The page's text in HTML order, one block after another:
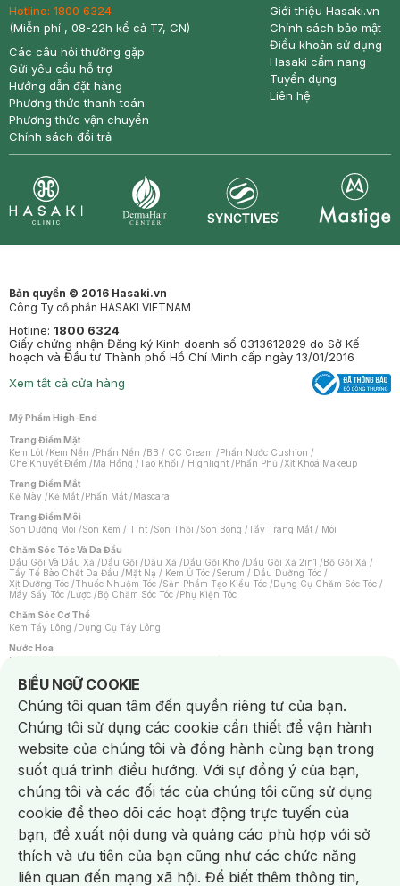
Hotline: 1800 6324
(Miễn phí , 08-22h kể cả T7, CN)
Các câu hỏi thường gặp
Gửi yêu cầu hỗ trợ
Hướng dẫn đặt hàng
Phương thức thanh toán
Phương thức vận chuyển
Chính sách đổi trả
Giới thiệu Hasaki.vn
Chính sách bảo mật
Điều khoản sử dụng
Hasaki cẩm nang
Tuyển dụng
Liên hệ
Bản quyền © 2016 Hasaki.vn
Công Ty cổ phần HASAKI VIETNAM
Hotline: 1800 6324
Giấy chứng nhận Đăng ký Kinh doanh số 0313612829 do Sở Kế
hoạch và Đầu tư Thành phố Hồ Chí Minh cấp ngày 13/01/2016
Xem tất cả cửa hàng
Mỹ Phẩm High-End
Trang Điểm Mặt
Kem Lót /Kem Nền /Phấn Nền /BB / CC Cream /Phấn Nước Cushion /
Che Khuyết Điểm /Má Hồng /Tạo Khối / Highlight /Phấn Phủ /Xịt Khoá Makeup
Trang Điểm Mắt
Kẻ Mày /Kẻ Mắt /Phấn Mắt /Mascara
Trang Điểm Môi
Son Dưỡng Môi /Son Kem / Tint /Son Thỏi /Son Bóng /Tẩy Trang Mắt / Môi
Chăm Sóc Tóc Và Da Đầu
Dầu Gội Và Dầu Xả /Dầu Gội /Dầu Xả /Dầu Gội Khô /Dầu Gội Xả 2in1 /Bộ Gội Xả /
Tẩy Tế Bào Chết Da Đầu /Mặt Nạ / Kem Ủ Tóc /Serum / Dầu Dưỡng Tóc /
Xịt Dưỡng Tóc /Thuốc Nhuộm Tóc /Sản Phẩm Tạo Kiểu Tóc /Dụng Cụ Chăm Sóc Tóc /
Máy Sấy Tóc /Lược /Bộ Chăm Sóc Tóc /Phụ Kiện Tóc
Chăm Sóc Cơ Thể
Kem Tẩy Lông /Dụng Cụ Tẩy Lông
Nước Hoa
Nước Hoa Nữ
Chăm Sóc Cá Nhân
Chống Muỗi /Khẩu Trang /Máy Massage/Mặt Nạ Xông Hơi /Nước Rửa Tay/
Sản Phẩm Chăm Sóc Khác /Bàn Chải Đánh Răng /Bàn Chải Điện/
Hỗ Trợ Trắng Răng/Kem Đánh Răng /Máy Tăm Nước/ Nước Súc Miệng/
Tăm / Chỉ Nha Khoa/ Xịt Thơm Miệng / Dung Dịch Vệ Sinh/Dưỡng Vùng Kín/
Khăn Ướt Vệ Sinh Vùng Kín/Băng Vệ Sinh/Tampon/Bọt Cạo Râu /Dao Cạo Râu/
Máy Cạo Râu
Vấn Đề Về Da
Da Dầu / Lỗ Chân Lông To/ Da Khô / Mất Nước/ Da Lão Hóa/ Da Mụn/
Da Nhạy Cảm / Kích Ứng
Da Xỉn Màu Thâm / Nám / Tàn Nhang
Quầng Thâm & Bọng Mắt /Sẹo /Viêm Da Cơ Địa
Dụng Cụ / Phụ Kiện Chăm Sóc Da
Bông Tẩy Trang
Khăn Lau Mặt Khô Dụng Cụ / Máy Rửa Mặt Máy Chăm Sóc Da
Dụng Cụ Chăm Sóc Khác
BIỂU NGỮ COOKIE
Notice about cookies usage
Chúng tôi quan tâm đến quyền riêng tư của bạn.
Chúng tôi sử dụng các cookie cần thiết để vận hành
website của chúng tôi và đồng hành cùng bạn trong
suốt quá trình điều hướng. Với sự đồng ý của bạn,
chúng tôi và các đối tác của chúng tôi cũng sử dụng
cookie để theo dõi các hoạt động trực tuyến của
bạn, đề xuất nội dung và quảng cáo phù hợp với sở
thích và ưu tiên của bạn cũng như các chức năng
liên quan đến mạng xã hội. Để biết thêm thông tin,